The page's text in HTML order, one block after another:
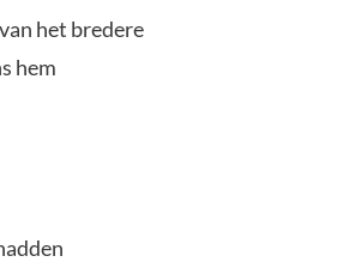
het bredere
hem